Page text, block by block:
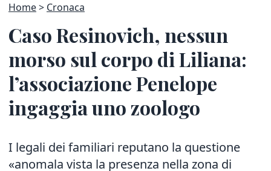
Home Cronaca
Caso Resinovich, nessun
morso sul corpo di Liliana:
l’associazione Penelope
ingaggia uno zoologo
I legali dei familiari reputano la questione
«anomala vista la presenza nella zona di